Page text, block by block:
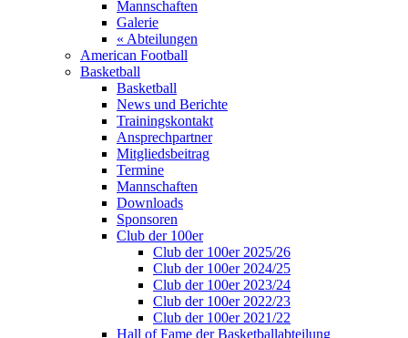
Mannschaften
Galerie
« Abteilungen
American Football
Basketball
Basketball
News und Berichte
Trainingskontakt
Ansprechpartner
Mitgliedsbeitrag
Termine
Mannschaften
Downloads
Sponsoren
Club der 100er
Club der 100er 2025/26
Club der 100er 2024/25
Club der 100er 2023/24
Club der 100er 2022/23
Club der 100er 2021/22
Hall of Fame der Basketballabteilung